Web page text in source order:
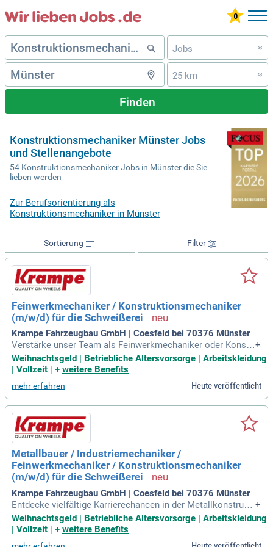
Jobs »
25 km »
Finden
Konstruktionsmechaniker Münster Jobs
und Stellenangebote
54 Konstruktionsmechaniker Jobs in Münster die Sie
lieben werden
Zur Berufsorientierung als
Konstruktionsmechaniker in Münster
Filter
Sortierung
Feinwerkmechaniker / Konstruktionsmechaniker
(m/w/d) für die Schweißerei
Krampe Fahrzeugbau GmbH | Coesfeld bei 70376 Münster
Verstärke unser Team als Feinwerkmechaniker oder Konstr
uktionsmechaniker! Wir bieten spannende Aufgaben in der
Herstellung von Metallkonstruktionen für Anhänger, darunte
u bringst eine abgeschlossene Ausbildung als Industriemec
haniker, Feinwerkmechaniker oder Metallbauer mit und besi
tzt technisches Verständnis sowie handwerkliches Talent. Z
uverlässigkeit und Teamarbeit zeichnen dich aus, während d
u sorgfältig und verantwortungsbewusst arbeitest. Freue dic
h auf faire Entlohnung, 30 Tage Urlaub und eine 35-Stunden-
Woche mit flexiblen Schichtzeiten. Profitiere zudem von ein
em Zuschuss zur betrieblichen Altersvorsorge und weiteren
attraktiven Benefits!
+
Weihnachtsgeld | Betriebliche Altersvorsorge | Arbeitskleidung
| Vollzeit
+ weitere Benefits
mehr erfahren Heute veröffentlicht
Metallbauer / Industriemechaniker /
Feinwerkmechaniker / Konstruktionsmechaniker
(m/w/d) für die Schweißerei
Krampe Fahrzeugbau GmbH | Coesfeld bei 70376 Münster
Entdecke vielfältige Karrierechancen in der Metallkonstrukti
on für Anhänger! Wir suchen engagierte Fachkräfte im Berei
ch Komponentenfertigung, Wannen- und Fahrgestellbau. Du
+
Weihnachtsgeld | Betriebliche Altersvorsorge | Arbeitskleidung
| Vollzeit | + weitere Benefits